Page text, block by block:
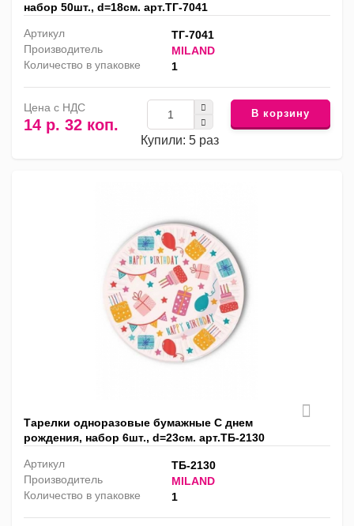
набор 50шт., d=18см. арт.ТГ-7041
Артикул
ТГ-7041
Производитель
MILAND
Количество в упаковке
1
Цена с НДС
14 р. 32 коп.
Купили: 5 раз
В корзину
Тарелки одноразовые бумажные С днем
рождения, набор 6шт., d=23см. арт.ТБ-2130
Артикул
ТБ-2130
Производитель
MILAND
Количество в упаковке
1